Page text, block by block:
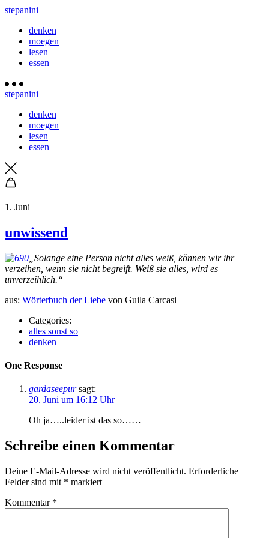
stepanini
denken
moegen
lesen
essen
stepanini
denken
moegen
lesen
essen
1. Juni
unwissend
„Solange eine Person nicht alles weiß, können wir ihr
verzeihen, wenn sie nicht begreift. Weiß sie alles, wird es
unverzeihlich.“
aus: Wörterbuch der Liebe von Guila Carcasi
Categories:
alles sonst so
denken
One Response
gardaseepur sagt:
20. Juni um 16:12 Uhr
Oh ja…..leider ist das so……
Schreibe einen Kommentar
Deine E-Mail-Adresse wird nicht veröffentlicht. Erforderliche
Felder sind mit * markiert
Kommentar *